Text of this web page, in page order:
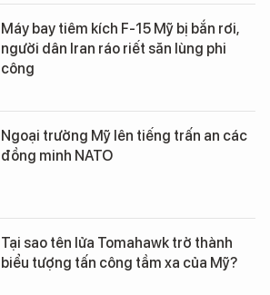
Máy bay tiêm kích F-15 Mỹ bị bắn rơi,
người dân Iran ráo riết săn lùng phi
công
Ngoại trưởng Mỹ lên tiếng trấn an các
đồng minh NATO
Tại sao tên lửa Tomahawk trở thành
biểu tượng tấn công tầm xa của Mỹ?